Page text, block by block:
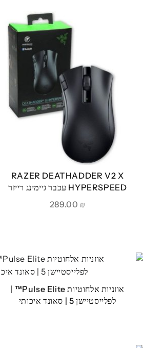
RAZER DEATHADDER V2 X
HYPERSPEED עכבר גיימינג רייזר
₪
אוזניות אלחוטיות Pulse Elite™ |
לפלייסטיישן 5 | סאונד איכותי